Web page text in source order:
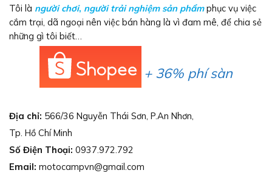
Tôi là người chơi, người trải nghiệm sản phẩmphục vụ việc
cắm trại, dã ngoại nên việc bán hàng là vì đam mê, để chia sẻ
những gì tôi biết…
+ 36% phí sàn
Địa chỉ: 566/36 Nguyễn Thái Sơn, P.An Nhơn,
Tp. Hồ Chí Minh
Số Điện Thoại: 0937.972.792
Email: motocampvn@gmail.com